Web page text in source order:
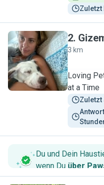
Zuletzt
G
2.
3 km
Loving
at a Time
Zuletzt
Du und Dein
wenn Du über